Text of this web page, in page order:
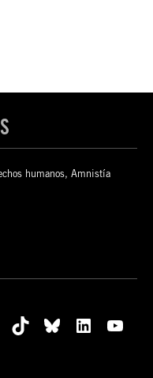
humanos, Amnistía
TikTok Bluesky LinkedIn YouTube